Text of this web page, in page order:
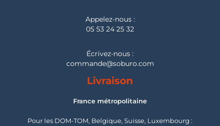
Appelez-nous :
05 53 24 25 32
Écrivez-nous :
commande@soburo.com
Livraison
France métropolitaine
Pour les DOM-TOM, Belgique, Suisse, Luxembourg :